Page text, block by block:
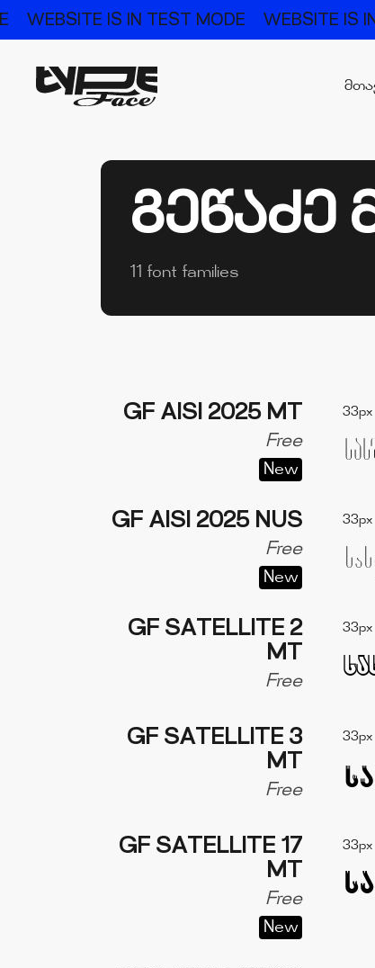
WEBSITE IS IN TEST MODE WEBSITE IS IN
ᲒᲔᲬᲐᲫᲔ
11 font families
GF AISI 2025 MT
Free
New
33px
GF AISI 2025 NUS
Free
New
33px
GF SATELLITE 2
MT
Free
33px
GF SATELLITE 3
MT
Free
33px
GF SATELLITE 17
MT
Free
New
33px